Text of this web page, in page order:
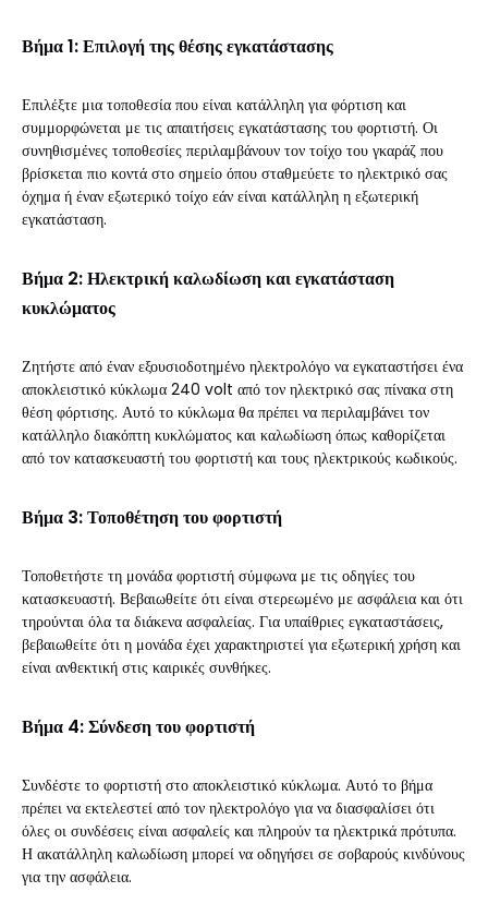
Βήμα 1: Επιλογή της θέσης εγκατάστασης
Επιλέξτε μια τοποθεσία που είναι κατάλληλη για φόρτιση και
συμμορφώνεται με τις απαιτήσεις εγκατάστασης του φορτιστή. Οι
συνηθισμένες τοποθεσίες περιλαμβάνουν τον τοίχο του γκαράζ που
βρίσκεται πιο κοντά στο σημείο όπου σταθμεύετε το ηλεκτρικό σας
όχημα ή έναν εξωτερικό τοίχο εάν είναι κατάλληλη η εξωτερική
εγκατάσταση.
Βήμα 2: Ηλεκτρική καλωδίωση και εγκατάσταση
κυκλώματος
Ζητήστε από έναν εξουσιοδοτημένο ηλεκτρολόγο να εγκαταστήσει ένα
αποκλειστικό κύκλωμα 240 volt από τον ηλεκτρικό σας πίνακα στη
θέση φόρτισης. Αυτό το κύκλωμα θα πρέπει να περιλαμβάνει τον
κατάλληλο διακόπτη κυκλώματος και καλωδίωση όπως καθορίζεται
από τον κατασκευαστή του φορτιστή και τους ηλεκτρικούς κωδικούς.
Βήμα 3: Τοποθέτηση του φορτιστή
Τοποθετήστε τη μονάδα φορτιστή σύμφωνα με τις οδηγίες του
κατασκευαστή. Βεβαιωθείτε ότι είναι στερεωμένο με ασφάλεια και ότι
τηρούνται όλα τα διάκενα ασφαλείας. Για υπαίθριες εγκαταστάσεις,
βεβαιωθείτε ότι η μονάδα έχει χαρακτηριστεί για εξωτερική χρήση και
είναι ανθεκτική στις καιρικές συνθήκες.
Βήμα 4: Σύνδεση του φορτιστή
Συνδέστε το φορτιστή στο αποκλειστικό κύκλωμα. Αυτό το βήμα
πρέπει να εκτελεστεί από τον ηλεκτρολόγο για να διασφαλίσει ότι
όλες οι συνδέσεις είναι ασφαλείς και πληρούν τα ηλεκτρικά πρότυπα.
Η ακατάλληλη καλωδίωση μπορεί να οδηγήσει σε σοβαρούς κινδύνους
για την ασφάλεια.